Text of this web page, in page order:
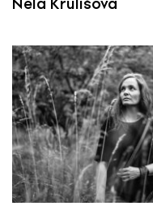
Nela Krulišová